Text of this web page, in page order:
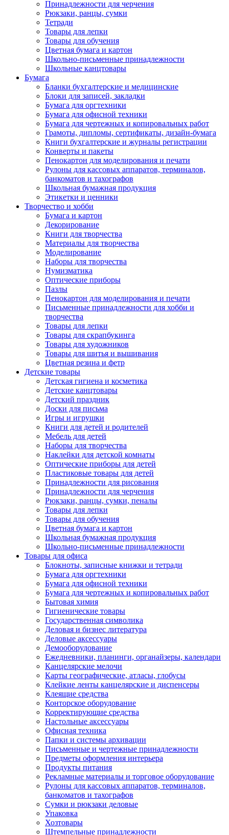
Принадлежности для черчения
Рюкзаки, ранцы, сумки
Тетради
Товары для лепки
Товары для обучения
Цветная бумага и картон
Школьно-письменные принадлежности
Школьные канцтовары
Бумага
Бланки бухгалтерские и медицинские
Блоки для записей, закладки
Бумага для оргтехники
Бумага для офисной техники
Бумага для чертежных и копировальных работ
Грамоты, дипломы, сертификаты, дизайн-бумага
Книги бухгалтерские и журналы регистрации
Конверты и пакеты
Пенокартон для моделирования и печати
Рулоны для кассовых аппаратов, терминалов,
банкоматов и тахографов
Школьная бумажная продукция
Этикетки и ценники
Творчество и хобби
Бумага и картон
Декорирование
Книги для творчества
Материалы для творчества
Моделирование
Наборы для творчества
Нумизматика
Оптические приборы
Пазлы
Пенокартон для моделирования и печати
Письменные принадлежности для хобби и
творчества
Товары для лепки
Товары для скрапбукинга
Товары для художников
Товары для шитья и вышивания
Цветная резина и фетр
Детские товары
Детская гигиена и косметика
Детские канцтовары
Детский праздник
Доски для письма
Игры и игрушки
Книги для детей и родителей
Мебель для детей
Наборы для творчества
Наклейки для детской комнаты
Оптические приборы для детей
Пластиковые товары для детей
Принадлежности для рисования
Принадлежности для черчения
Рюкзаки, ранцы, сумки, пеналы
Товары для лепки
Товары для обучения
Цветная бумага и картон
Школьная бумажная продукция
Школьно-письменные принадлежности
Товары для офиса
Блокноты, записные книжки и тетради
Бумага для оргтехники
Бумага для офисной техники
Бумага для чертежных и копировальных работ
Бытовая химия
Гигиенические товары
Государственная символика
Деловая и бизнес литература
Деловые аксессуары
Демооборудование
Ежедневники, планинги, органайзеры, календари
Канцелярские мелочи
Карты географические, атласы, глобусы
Клейкие ленты канцелярские и диспенсеры
Клеящие средства
Конторское оборудование
Корректирующие средства
Настольные аксессуары
Офисная техника
Папки и системы архивации
Письменные и чертежные принадлежности
Предметы оформления интерьера
Продукты питания
Рекламные материалы и торговое оборудование
Рулоны для кассовых аппаратов, терминалов,
банкоматов и тахографов
Сумки и рюкзаки деловые
Упаковка
Хозтовары
Штемпельные принадлежности